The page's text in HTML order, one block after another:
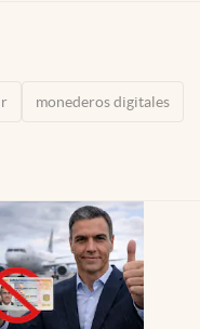
monederos digitales